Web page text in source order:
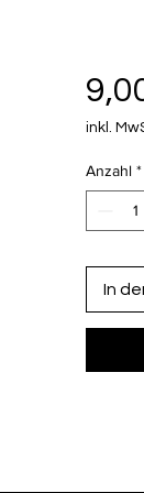
inkl.
Anzahl *
In